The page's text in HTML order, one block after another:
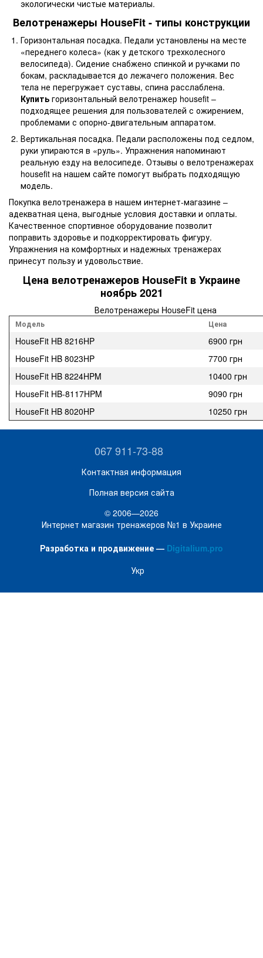
экологически чистые материалы.
Велотренажеры HouseFit - типы конструкции
Горизонтальная посадка. Педали установлены на месте
«переднего колеса» (как у детского трехколесного
велосипеда). Сидение снабжено спинкой и ручками по
бокам, раскладывается до лежачего положения. Вес
тела не перегружает суставы, спина расслаблена.
Купить горизонтальный велотренажер housefit –
подходящее решения для пользователей с ожирением,
проблемами с опорно-двигательным аппаратом.
Вертикальная посадка. Педали расположены под седлом,
руки упираются в «руль». Упражнения напоминают
реальную езду на велосипеде. Отзывы о велотренажерах
housefit на нашем сайте помогут выбрать подходящую
модель.
Покупка велотренажера в нашем интернет-магазине –
адекватная цена, выгодные условия доставки и оплаты.
Качественное спортивное оборудование позволит
поправить здоровье и подкорректировать фигуру.
Упражнения на комфортных и надежных тренажерах
принесут пользу и удовольствие.
Цена велотренажеров HouseFit в Украине
ноябрь 2021
Велотренажеры HouseFit цена
Модель Цена
HouseFit HB 8216HP
6900 грн
HouseFit HB 8023HP
7700 грн
HouseFit HB 8224HPM
10400 грн
HouseFit HB-8117HPM
9090 грн
HouseFit HB 8020HP
10250 грн
067 911-73-88
Контактная информация
Полная версия сайта
© 2006—2026
Интернет магазин тренажеров №1 в Украине
Разработка и продвижение — Digitalium.pro
Укр